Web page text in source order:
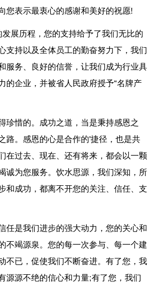
您表示最衷心的感谢和美好的祝愿!
发展历程，您的支持给予了我们无比的
支持以及全体员工的勤奋努力下，我们
服务、良好的信誉，让我们成为行业具
的企业，并被省人民政府授予“名牌产
珍惜的。成功之道，当是秉持感恩之
路。感恩的心是合作的'捷径，也是共
在过去、现在、还有将来，都会以一颗
诚为您服务。饮水思源，我们深知，所
和成功，都离不开您的关注、信任、支
任是我们进步的强大动力，您的关心和
不竭源泉。您的每一次参与、每一个建
不已，促使我们不断奋进。有了您，我
源源不绝的信心和力量;有了您，我们